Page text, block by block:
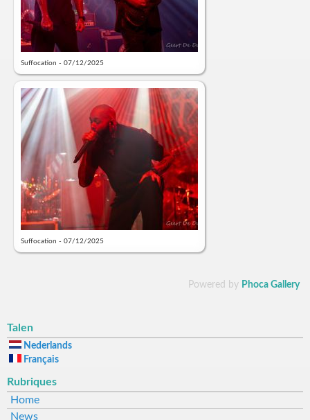
Suffocation - 07/12/2025
Suffocation - 07/12/2025
Powered by Phoca Gallery
Talen
Nederlands
Français
Rubriques
Home
News